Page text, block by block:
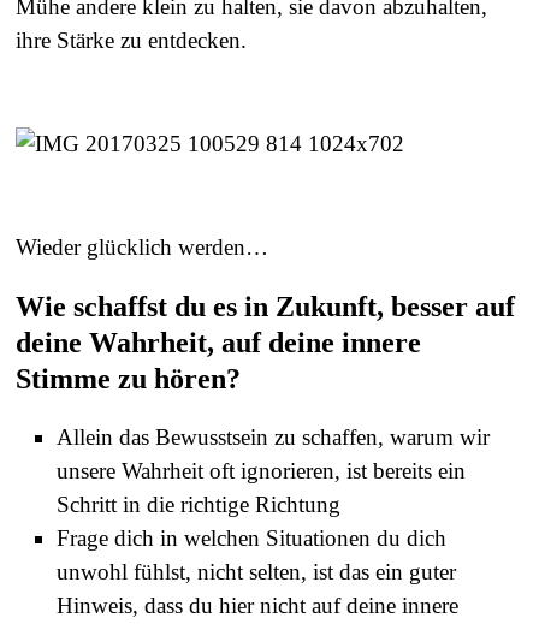
Mühe andere klein zu halten, sie davon abzuhalten,
ihre Stärke zu entdecken.
Wieder glücklich werden…
Wie schaffst du es in Zukunft, besser auf
deine Wahrheit, auf deine innere
Stimme zu hören?
Allein das Bewusstsein zu schaffen, warum wir
unsere Wahrheit oft ignorieren, ist bereits ein
Schritt in die richtige Richtung
Frage dich in welchen Situationen du dich
unwohl fühlst, nicht selten, ist das ein guter
Hinweis, dass du hier nicht auf deine innere